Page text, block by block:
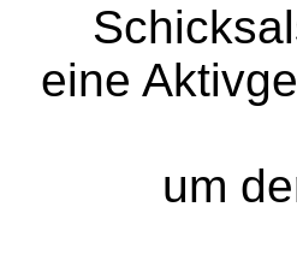
eine
um